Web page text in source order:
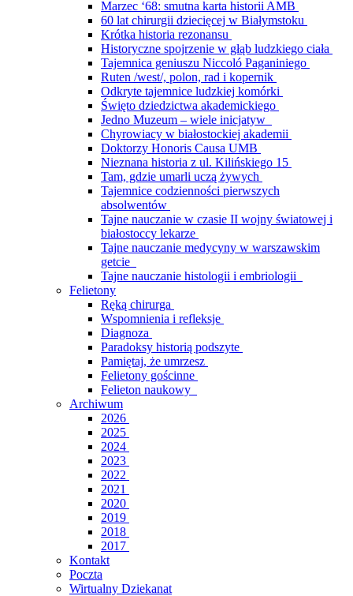
Marzec ‘68: smutna karta historii AMB
60 lat chirurgii dziecięcej w Białymstoku
Krótka historia rezonansu
Historyczne spojrzenie w głąb ludzkiego ciała
Tajemnica geniuszu Niccoló Paganiniego
Ruten /west/, polon, rad i kopernik
Odkryte tajemnice ludzkiej komórki
Święto dziedzictwa akademickiego
Jedno Muzeum – wiele inicjatyw
Chyrowiacy w białostockiej akademii
Doktorzy Honoris Causa UMB
Nieznana historia z ul. Kilińskiego 15
Tam, gdzie umarli uczą żywych
Tajemnice codzienności pierwszych
absolwentów
Tajne nauczanie w czasie II wojny światowej i
białostoccy lekarze
Tajne nauczanie medycyny w warszawskim
getcie
Tajne nauczanie histologii i embriologii
Felietony
Ręką chirurga
Wspomnienia i refleksje
Diagnoza
Paradoksy historią podszyte
Pamiętaj, że umrzesz
Felietony gościnne
Felieton naukowy
Archiwum
2026
2025
2024
2023
2022
2021
2020
2019
2018
2017
Kontakt
Poczta
Wirtualny Dziekanat